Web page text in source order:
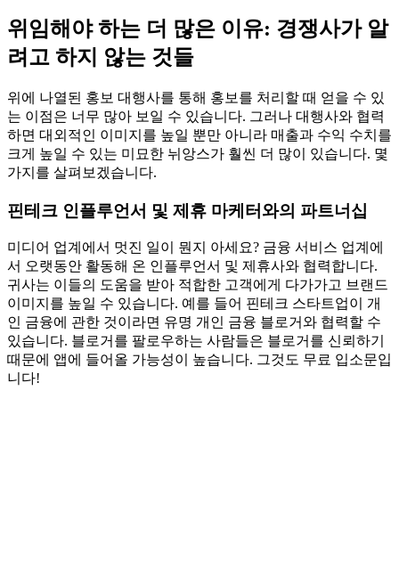
위임해야 하는 더 많은 이유: 경쟁사가 알
려고 하지 않는 것들
위에 나열된 홍보 대행사를 통해 홍보를 처리할 때 얻을 수 있
는 이점은 너무 많아 보일 수 있습니다. 그러나 대행사와 협력
하면 대외적인 이미지를 높일 뿐만 아니라 매출과 수익 수치를
크게 높일 수 있는 미묘한 뉘앙스가 훨씬 더 많이 있습니다. 몇
가지를 살펴보겠습니다.
핀테크 인플루언서 및 제휴 마케터와의 파트너십
미디어 업계에서 멋진 일이 뭔지 아세요? 금융 서비스 업계에
서 오랫동안 활동해 온 인플루언서 및 제휴사와 협력합니다.
귀사는 이들의 도움을 받아 적합한 고객에게 다가가고 브랜드
이미지를 높일 수 있습니다. 예를 들어 핀테크 스타트업이 개
인 금융에 관한 것이라면 유명 개인 금융 블로거와 협력할 수
있습니다. 블로거를 팔로우하는 사람들은 블로거를 신뢰하기
때문에 앱에 들어올 가능성이 높습니다. 그것도 무료 입소문입
니다!